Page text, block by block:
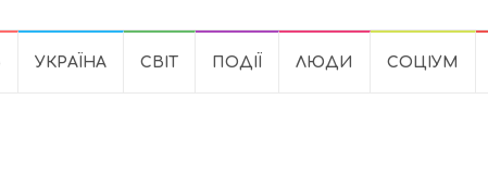
УКРАЇНА СВІТ ПОДІЇ ЛЮДИ СОЦІУМ